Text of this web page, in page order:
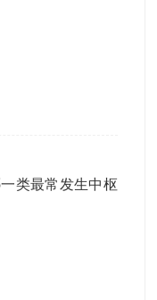
类最常发生中枢